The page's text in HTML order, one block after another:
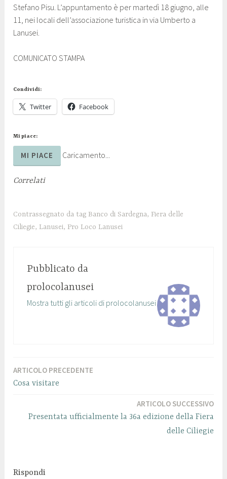
Stefano Pisu. L’appuntamento è per martedì 18 giugno, alle
11, nei locali dell’associazione turistica in via Umberto a
Lanusei.
COMUNICATO STAMPA
Condividi:
Twitter Facebook
Mi piace:
MI PIACE Caricamento...
Correlati
Contrassegnato da tag Banco di Sardegna, Fiera delle
Ciliegie, Lanusei, Pro Loco Lanusei
Pubblicato da
prolocolanusei
Mostra tutti gli articoli di prolocolanusei
ARTICOLO PRECEDENTE
Cosa visitare
ARTICOLO SUCCESSIVO
Presentata ufficialmente la 36a edizione della Fiera
delle Ciliegie
Rispondi